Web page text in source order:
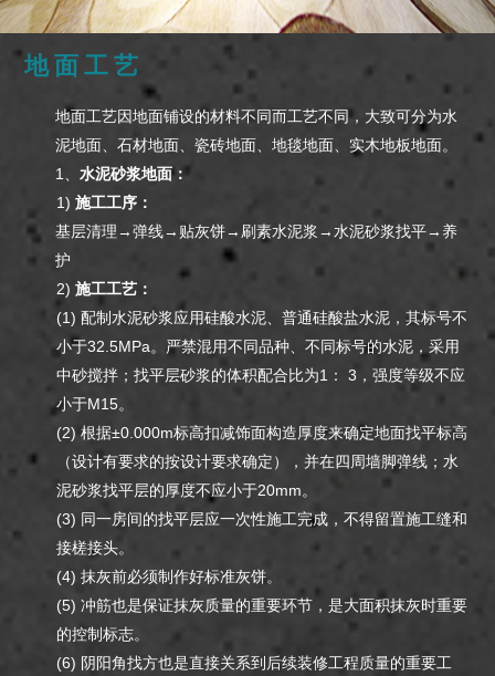
地面工艺
地面工艺因地面铺设的材料不同而工艺不同，大致可分为水
泥地面、石材地面、瓷砖地面、地毯地面、实木地板地面。
1、水泥砂浆地面：
1) 施工工序：
基层清理→弹线→贴灰饼→刷素水泥浆→水泥砂浆找平→养
护
2) 施工工艺：
(1) 配制水泥砂浆应用硅酸水泥、普通硅酸盐水泥，其标号不
小于32.5MPa。严禁混用不同品种、不同标号的水泥，采用
中砂搅拌；找平层砂浆的体积配合比为1： 3，强度等级不应
小于M15。
(2) 根据±0.000m标高扣减饰面构造厚度来确定地面找平标高
（设计有要求的按设计要求确定），并在四周墙脚弹线；水
泥砂浆找平层的厚度不应小于20mm。
(3) 同一房间的找平层应一次性施工完成，不得留置施工缝和
接槎接头。
(4) 抹灰前必须制作好标准灰饼。
(5) 冲筋也是保证抹灰质量的重要环节，是大面积抹灰时重要
的控制标志。
(6) 阴阳角找方也是直接关系到后续装修工程质量的重要工